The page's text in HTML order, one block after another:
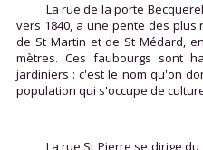
La rue de la porte
vers 1840, a une pente des
de St Martin et de St Médard,
mètres. Ces faubourgs sont
jardiniers : c'est le nom qu'on
population qui s'occupe de
La rue St Pierre se dirige